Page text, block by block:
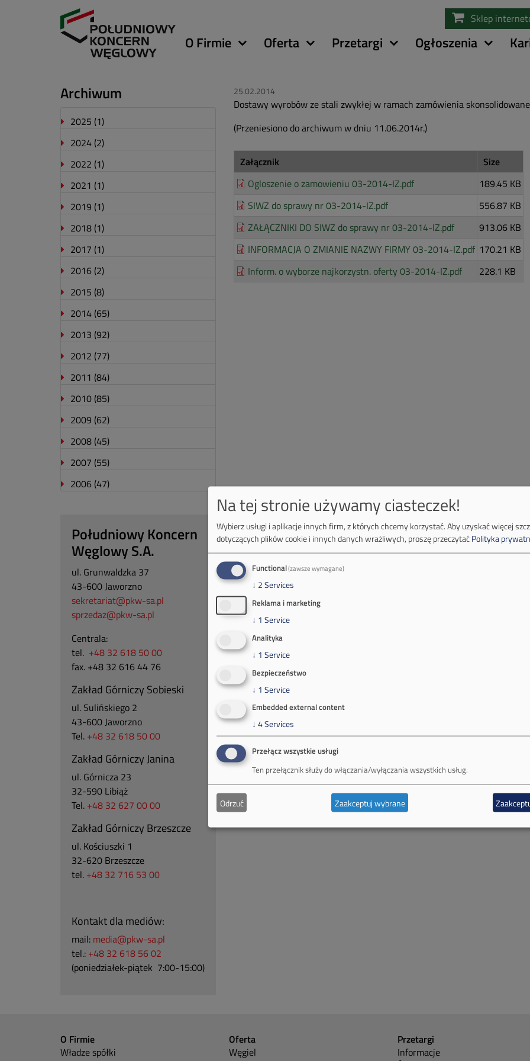
treści
Sklep
Główna
O Firmie Oferta Przetargi Ogłoszenia
25.02.2014
Dostawy wyrobów ze stali zwykłej w ramach zamówienia
(Przeniesiono do archiwum w dniu 11.06.2014r.)
Załącznik
Size
Ogloszenie o zamowieniu 03-2014-IZ.pdf
189.45 KB
SIWZ do sprawy nr 03-2014-IZ.pdf
556.87 KB
ZAŁĄCZNIKI DO SIWZ do sprawy nr 03-2014-IZ.pdf
913.06 KB
INFORMACJA O ZMIANIE NAZWY FIRMY 03-2014-IZ.pdf 170.21 KB
Inform. o wyborze najkorzystn. oferty 03-2014-IZ.pdf
228.1 KB
Archiwum
2025 (1)
2024 (2)
2022 (1)
2021 (1)
2019 (1)
2018 (1)
2017 (1)
2016 (2)
2015 (8)
2014 (65)
2013 (92)
2012 (77)
2011 (84)
2010 (85)
2009 (62)
2008 (45)
2007 (55)
2006 (47)
Południowy Koncern
Węglowy S.A.
ul. Grunwaldzka 37
43-600 Jaworzno
sekretariat@pkw-sa.pl
sprzedaz@pkw-sa.pl
Centrala:
tel. +48 32 618 50 00
fax. +48 32 616 44 76
Zakład Górniczy Sobieski
ul. Sulińskiego 2
43-600 Jaworzno
Tel. +48 32 618 50 00
Zakład Górniczy Janina
ul. Górnicza 23
32-590 Libiąż
Tel. +48 32 627 00 00
Zakład Górniczy Brzeszcze
ul. Kościuszki 1
32-620 Brzeszcze
tel. +48 32 716 53 00
Kontakt dla mediów:
mail: media@pkw-sa.pl
tel.: +48 32 618 56 02
(poniedziałek-piątek 7:00-15:00)
O Firmie
Władze spółki
Oferta
Węgiel
Przetargi
Informacje
Na tej stronie używamy ciasteczek!
Wybierz usługi i aplikacje innych firm, z których chcemy korzystać.Aby uzyskać więcej
dotyczących plików cookie i innych danych wrażliwych, proszę przeczytaćPolityka
Functional(zawsze wymagane)
↓ 2Services
Reklama i marketing
↓ 1 Service
Analityka
↓ 1 Service
Bezpieczeństwo
↓ 1 Service
Embedded external content
↓ 4Services
Przełącz wszystkie usługi
Ten przełącznik służy do włączania/wyłączania wszystkich usług.
Odrzuć Zaakceptuj wybrane